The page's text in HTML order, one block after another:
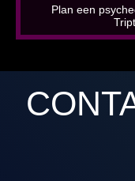
Plan een